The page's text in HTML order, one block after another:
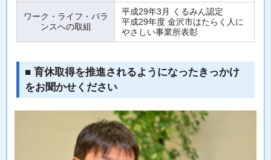
ワーク・ライフ・バラ
ンスへの取組
平成29年3月 くるみん認定
平成29年度 金沢市はたらく人に
やさしい事業所表彰
■ 育休取得を推進されるようになったきっかけ
をお聞かせください